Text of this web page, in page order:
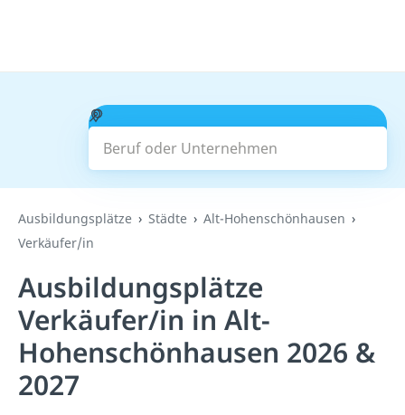
Beruf oder Unternehmen
Suchen
Ausbildungsplätze Städte
Alt-Hohenschönhausen
Verkäufer/in
Ausbildungsplätze
Verkäufer/in in Alt-
Hohenschönhausen 2026 &
2027